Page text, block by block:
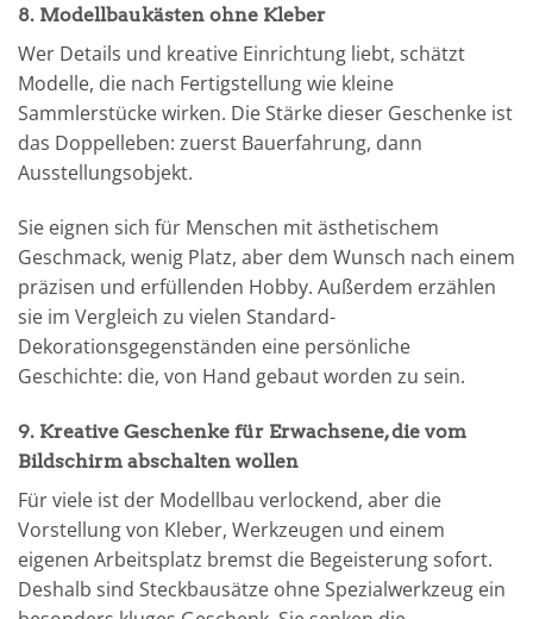
8. Modellbaukästen ohne Kleber
Wer Details und kreative Einrichtung liebt, schätzt
Modelle, die nach Fertigstellung wie kleine
Sammlerstücke wirken. Die Stärke dieser Geschenke ist
das Doppelleben: zuerst Bauerfahrung, dann
Ausstellungsobjekt.
Sie eignen sich für Menschen mit ästhetischem
Geschmack, wenig Platz, aber dem Wunsch nach einem
präzisen und erfüllenden Hobby. Außerdem erzählen
sie im Vergleich zu vielen Standard-
Dekorationsgegenständen eine persönliche
Geschichte: die, von Hand gebaut worden zu sein.
9. Kreative Geschenke für Erwachsene, die vom
Bildschirm abschalten wollen
Für viele ist der Modellbau verlockend, aber die
Vorstellung von Kleber, Werkzeugen und einem
eigenen Arbeitsplatz bremst die Begeisterung sofort.
Deshalb sind Steckbausätze ohne Spezialwerkzeug ein